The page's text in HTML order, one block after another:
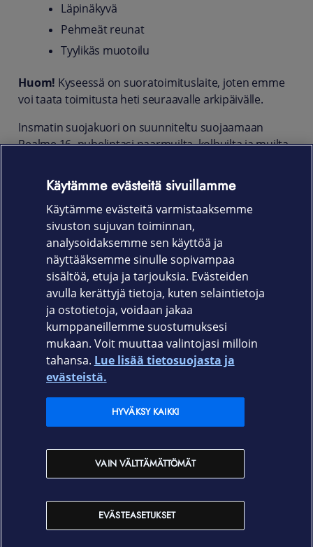
Läpinäkyvä
Pehmeät reunat
Tyylikäs muotoilu
Huom! Kyseessä on suoratoimituslaite, joten emme
voi taata toimitusta heti seuraavalle arkipäivälle.
Insmatin suojakuori on suunniteltu suojaamaan
Realme 16 -puhelintasi naarmuilta, kolhuilta ja muilta
paikoilleen, ja sen pehmeät sekä joustavat reunat
auttavat vaimentamaan iskuja tehokkaasti, jos
puhelin putoaa vahingossa kovalle alustalle.
Tuotekoodi
650-1426
Elisa.fi
Elisan myymälät
Käytämme evästeitä sivuillamme
Käytämme evästeitä varmistaaksemme
sivuston sujuvan toiminnan,
analysoidaksemme sen käyttöä ja
näyttääksemme sinulle sopivampaa
sisältöä, etuja ja tarjouksia. Evästeiden
avulla kerättyjä tietoja, kuten selaintietoja
ja ostotietoja, voidaan jakaa
kumppaneillemme suostumuksesi
mukaan. Voit muuttaa valintojasi milloin
tahansa. Lue lisää tietosuojasta ja
evästeistä.
EVÄSTEASETUKSET
VAIN VÄLTTÄMÄTTÖMÄT
HYVÄKSY KAIKKI